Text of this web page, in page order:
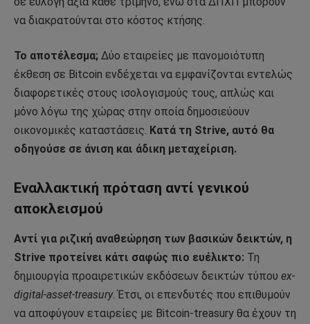
να διακρατούνται στο κόστος κτήσης.
Το αποτέλεσμα; Δύο εταιρείες με πανομοιότυπη
έκθεση σε Bitcoin ενδέχεται να εμφανίζονται εντελώς
διαφορετικές στους ισολογισμούς τους, απλώς και
μόνο λόγω της χώρας στην οποία δημοσιεύουν
οικονομικές καταστάσεις. Κατά τη Strive, αυτό θα
οδηγούσε σε άνιση και άδικη μεταχείριση.
Εναλλακτική πρόταση αντί γενικού
αποκλεισμού
Αντί για ριζική αναθεώρηση των βασικών δεικτών, η
Strive προτείνει κάτι σαφώς πιο ευέλικτο: Τη
δημιουργία προαιρετικών εκδόσεων δεικτών τύπου ex-
digital-asset-treasury. Έτσι, οι επενδυτές που επιθυμούν
να αποφύγουν εταιρείες με Bitcoin-treasury θα έχουν τη